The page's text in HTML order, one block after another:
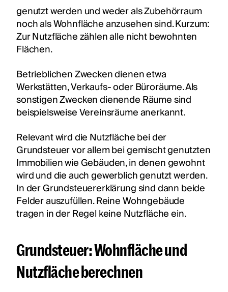
genutzt werden und weder als Zubehörraum
noch als Wohnfläche anzusehen sind. Kurzum:
Zur Nutzfläche zählen alle nicht bewohnten
Flächen.
Betrieblichen Zwecken dienen etwa
Werkstätten, Verkaufs- oder Büroräume. Als
sonstigen Zwecken dienende Räume sind
beispielsweise Vereinsräume anerkannt.
Relevant wird die Nutzfläche bei der
Grundsteuer vor allem bei gemischt genutzten
Immobilien wie Gebäuden, in denen gewohnt
wird und die auch gewerblich genutzt werden.
In der Grundsteuererklärung sind dann beide
Felder auszufüllen. Reine Wohngebäude
tragen in der Regel keine Nutzfläche ein.
Grundsteuer: Wohnfläche und
Nutzfläche berechnen